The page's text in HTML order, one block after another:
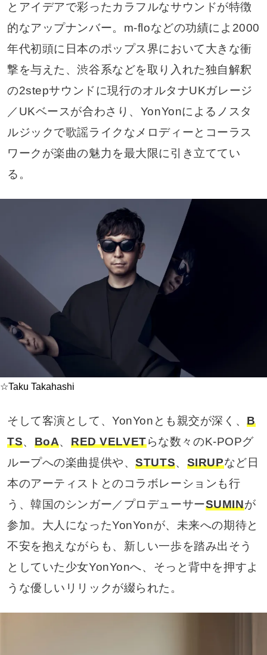
とアイデアで彩ったカラフルなサウンドが特徴
的なアップナンバー。m-floなどの功績によ2000
年代初頭に日本のポップス界において大きな衝
撃を与えた、渋谷系などを取り入れた独自解釈
の2stepサウンドに現行のオルタナUKガレージ
／UKベースが合わさり、YonYonによるノスタ
ルジックで歌謡ライクなメロディーとコーラス
ワークが楽曲の魅力を最大限に引き立ててい
る。
☆Taku Takahashi
そして客演として、YonYonとも親交が深く、B
TS、 BoA、 RED VELVETらな数々のK-POPグ
ループへの楽曲提供や、STUTS、 SIRUPなど日
本のアーティストとのコラボレーションも行
う、韓国のシンガー／プロデューサーSUMINが
参加。大人になったYonYonが、未来への期待と
不安を抱えながらも、新しい一歩を踏み出そう
としていた少女YonYonへ、そっと背中を押すよ
うな優しいリリックが綴られた。